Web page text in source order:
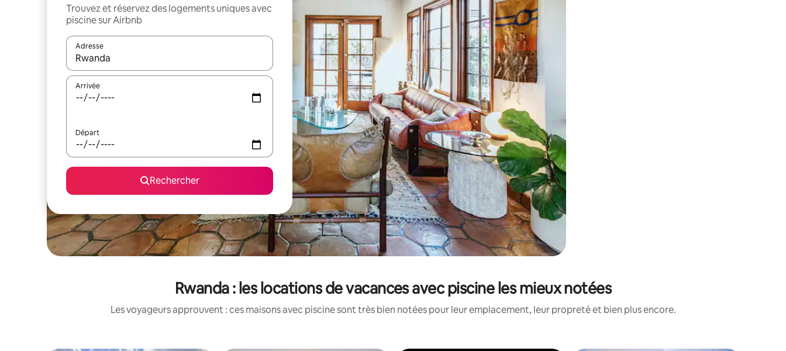
Trouvez et réservez des logements uniques avec
piscine sur Airbnb
Adresse
Lorsque les résultats s'affichent, utilisez les flèches vers le haut et vers le bas pour les parcourir ou en appuyant et en faisant glisser.
Arrivée
Départ
Rechercher
Rwanda : les locations de vacances avec piscine les mieux notées
Les voyageurs approuvent : ces maisons avec piscine sont très bien notées pour leur emplacement, leur propreté et bien plus encore.